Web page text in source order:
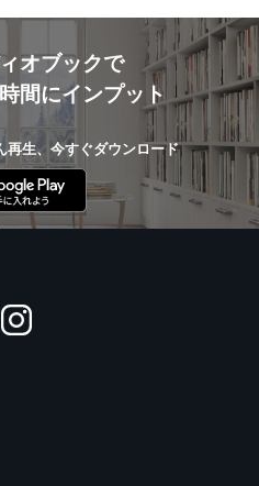
オブックで
間にインプット
再生、今すぐダウンロード